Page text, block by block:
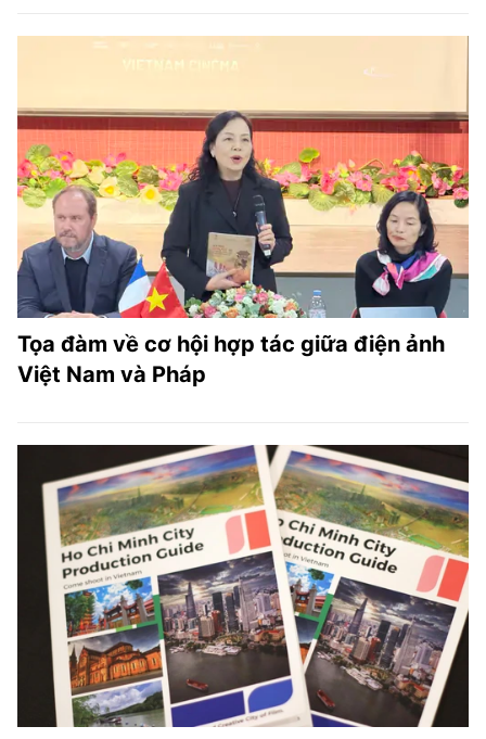
Tọa đàm về cơ hội hợp tác giữa điện ảnh
Việt Nam và Pháp